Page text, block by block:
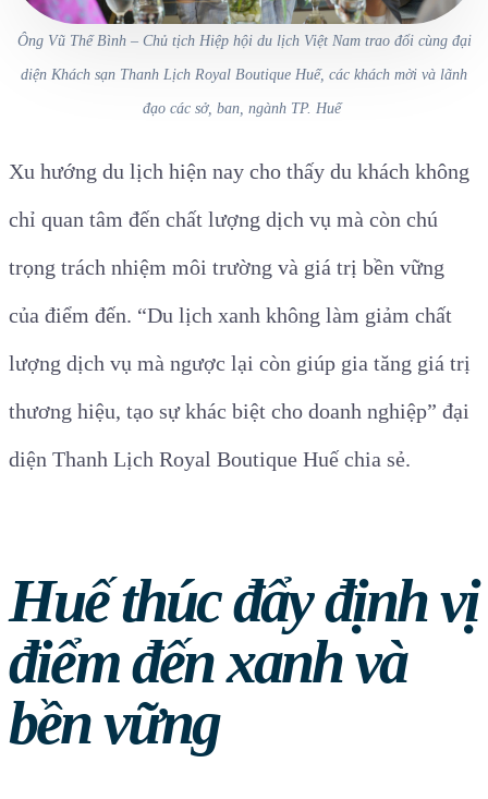
Ông Vũ Thế Bình – Chủ tịch Hiệp hội du lịch Việt Nam trao đổi cùng đại
diện Khách sạn Thanh Lịch Royal Boutique Huế, các khách mời và lãnh
đạo các sở, ban, ngành TP. Huế
Xu hướng du lịch hiện nay cho thấy du khách không
chỉ quan tâm đến chất lượng dịch vụ mà còn chú
trọng trách nhiệm môi trường và giá trị bền vững
của điểm đến. “Du lịch xanh không làm giảm chất
lượng dịch vụ mà ngược lại còn giúp gia tăng giá trị
thương hiệu, tạo sự khác biệt cho doanh nghiệp” đại
diện Thanh Lịch Royal Boutique Huế chia sẻ.
Huế thúc đẩy định vị
điểm đến xanh và
bền vững